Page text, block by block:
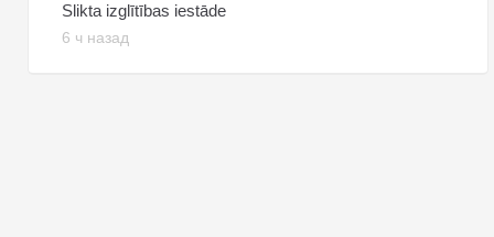
Slikta izglītības iestāde
6 ч назад